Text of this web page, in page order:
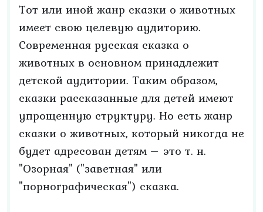
Тот или иной жанр сказки о животных
имеет свою целевую аудиторию.
Современная русская сказка о
животных в основном принадлежит
детской аудитории. Таким образом,
сказки рассказанные для детей имеют
упрощенную структуру. Но есть жанр
сказки о животных, который никогда не
будет адресован детям – это т. н.
"Озорная" ("заветная" или
"порнографическая") сказка.